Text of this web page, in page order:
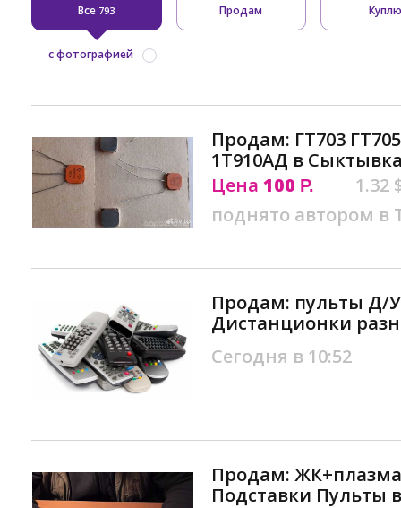
Все 793 Продам
с фотографией
Продам: ГТ703
1Т910АД в
Цена 100 Р.
1.32
поднято автором в
Продам: пульты Д/
Дистанционки
Сегодня в 10:52
Продам:
Подставки Пульты